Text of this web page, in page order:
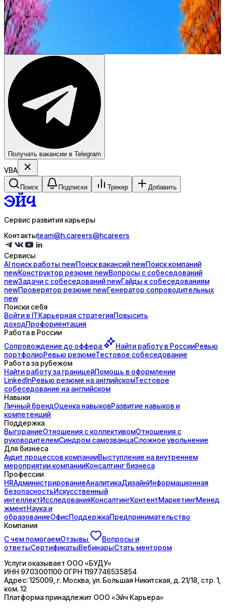
AI генерация сопроводительных писем
Получать вакансии в Telegram
VBA
Поиск Подписки Трекер Добавить
Сервис развития карьеры
Контактыteam@h.careers@hcareers
Сервисы
AI поискработы newПоисквакансий newПоисккомпаний
newКонструктор резюме newВопросы с собеседований
newЗадачи с собеседований newГайды ксобеседованиям
newПроверятор резюме newГенератор сопроводительных
new
Поиски себя
Войти в ITКарьерная стратегияПовысить
доходПрофориентация
Работа в России
Сопровождение до оффера Найти работу в РоссииРевью
портфолиоРевью резюмеТестовое собеседование
Работа за рубежом
Найти работу за границейПомощь в оформлении
LinkedInРевью резюме на английскомТестовое
собеседование на английском
Навыки
Личный брендОценка навыковРазвитие навыков и
компетенций
Поддержка
ВыгораниеОтношения с коллективомОтношения с
руководителемСиндром самозванцаСложное увольнение
Для бизнеса
Аудит процессов компанииВыступление на внутреннем
мероприятии компанииКонсалтинг бизнеса
Профессии
HRАдминистрированиеАналитикаДизайнИнформационная
безопасностьИскусственный
интеллектИсследованияКонсалтингКонтентМаркетингМенед
жментНаука и
образованиеОфисПоддержкаПредпринимательство
Компания
С чем помогаемОтзывы
Вопросы и
ответыСертификатыВебинарыСтать ментором
Услуги оказывает ООО «БУДУ»
ИНН 9703001100 ОГРН 1197746535854
Адрес:125009, г. Москва, ул. Большая Никитская, д. 21/18, стр. 1,
ком. 12
Платформа принадлежит ООО «Эйч Карьера»